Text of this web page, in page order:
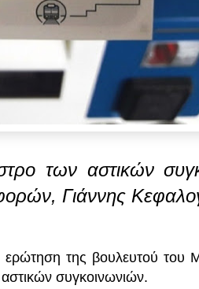
των αστικών
Γιάννης
της βουλευτού του
συγκοινωνιών.